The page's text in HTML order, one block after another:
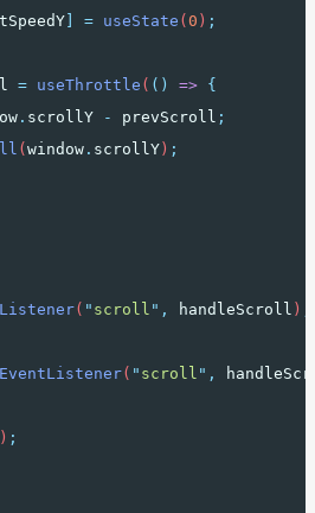
] = useState ( 0 ) ;
= useThrottle ( () =>
{
. scrollY - prevScroll ;
( window. scrollY) ;
( " scroll " , handleScroll )
( " scroll " ,
;